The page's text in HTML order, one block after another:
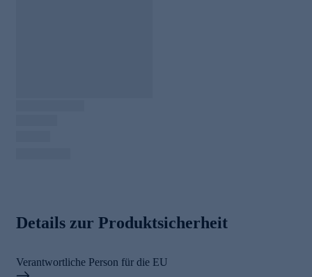
Details zur Produktsicherheit
Verantwortliche Person für die EU